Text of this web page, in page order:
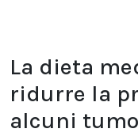
La dieta
ridurre la
alcuni